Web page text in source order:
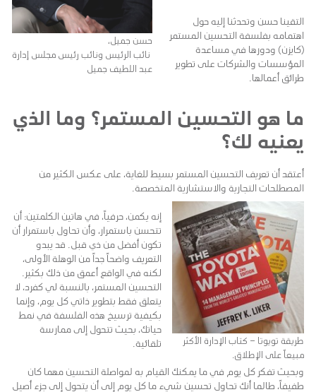
حسن جميل،
نائب الرئيس ونائب رئيس مجلس إدارة
عبد اللطيف جميل
التقينا حسن وتحدثنا إليه حول
اهتمامه بفلسفة التحسين المستمر
(كايزن) ودورها في مساعدة
المؤسسات والشركات على تطوير
طرائق أعمالها.
ما هو التحسين المستمر؟ وما الذي
يعنيه لك؟
أعتقد أن تعريف التحسين المستمر بسيط للغاية، على عكس الكثير من
المصطلحات التجارية والاستشارية المتخصصة.
طريقة تويوتا – كتاب الإدارة الأكثر
مبيعاً على الإطلاق.
إنه يكمن، حرفياً، في هاتين الكلمتين: أن
تتحسن باستمرار، وأن تحاول باستمرار أن
تكون أفضل من ذي قبل. قد يبدو
التعريف واضحاً جداً من الوهلة الأولى،
لكنه في الواقع أعمق من ذلك بكثير.
التحسين المستمر، بالنسبة لي كفرد، لا
يتعلق فقط بتطوير ذاتي كل يوم، وإنما
بكيفية ترسيخ هذه الفلسفة في نمط
حياتك، بحيث تتحول إلى ممارسة
تلقائية.
وبحيث تفكر كل يوم في ما يمكنك القيام به لمواصلة التحسين مهما كان
طفيفاً، طالما أنك تحاول تحسين شيء ما كل يوم إلى أن يتحول إلى جزء أصيل